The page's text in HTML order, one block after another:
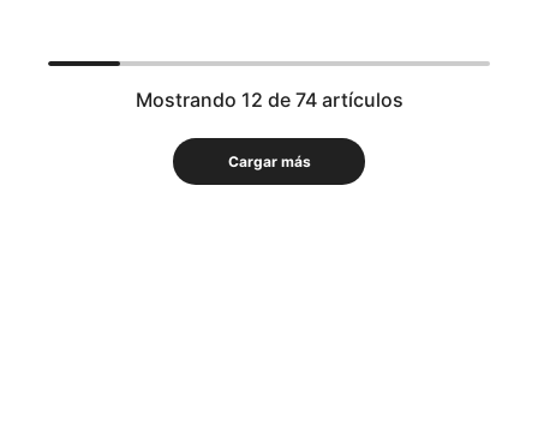
Mostrando 12 de 74 artículos
Cargar más